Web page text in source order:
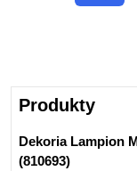
Produkty
Dekoria Lampion
(810693)